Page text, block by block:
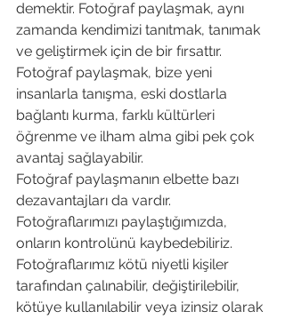
demektir. Fotoğraf paylaşmak, aynı
zamanda kendimizi tanıtmak, tanımak
ve geliştirmek için de bir fırsattır.
Fotoğraf paylaşmak, bize yeni
insanlarla tanışma, eski dostlarla
bağlantı kurma, farklı kültürleri
öğrenme ve ilham alma gibi pek çok
avantaj sağlayabilir.
Fotoğraf paylaşmanın elbette bazı
dezavantajları da vardır.
Fotoğraflarımızı paylaştığımızda,
onların kontrolünü kaybedebiliriz.
Fotoğraflarımız kötü niyetli kişiler
tarafından çalınabilir, değiştirilebilir,
kötüye kullanılabilir veya izinsiz olarak